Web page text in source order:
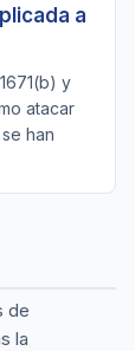
a
y
atacar
han
de
la